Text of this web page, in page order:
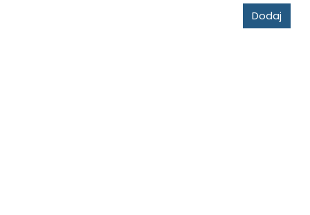
Dodaj